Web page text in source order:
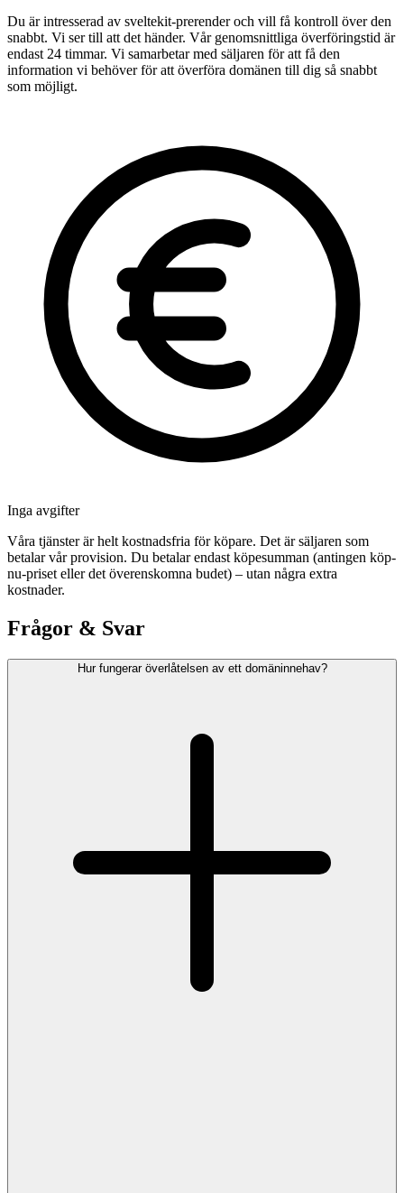
Du är intresserad av sveltekit-prerender och vill få kontroll över den
snabbt. Vi ser till att det händer. Vår genomsnittliga överföringstid är
endast 24 timmar. Vi samarbetar med säljaren för att få den
information vi behöver för att överföra domänen till dig så snabbt
som möjligt.
Inga avgifter
Våra tjänster är helt kostnadsfria för köpare. Det är säljaren som
betalar vår provision. Du betalar endast köpesumman (antingen köp-
nu-priset eller det överenskomna budet) – utan några extra
kostnader.
Frågor & Svar
Hur fungerar överlåtelsen av ett domäninnehav?